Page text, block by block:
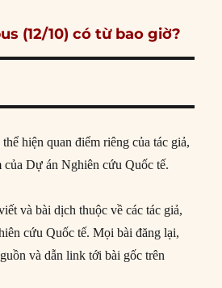
(12/10) có từ bao giờ?
hiện quan điểm riêng của tác giả,
của Dự án Nghiên cứu Quốc tế.
và bài dịch thuộc về các tác giả,
cứu Quốc tế. Mọi bài đăng lại,
và dẫn link tới bài gốc trên